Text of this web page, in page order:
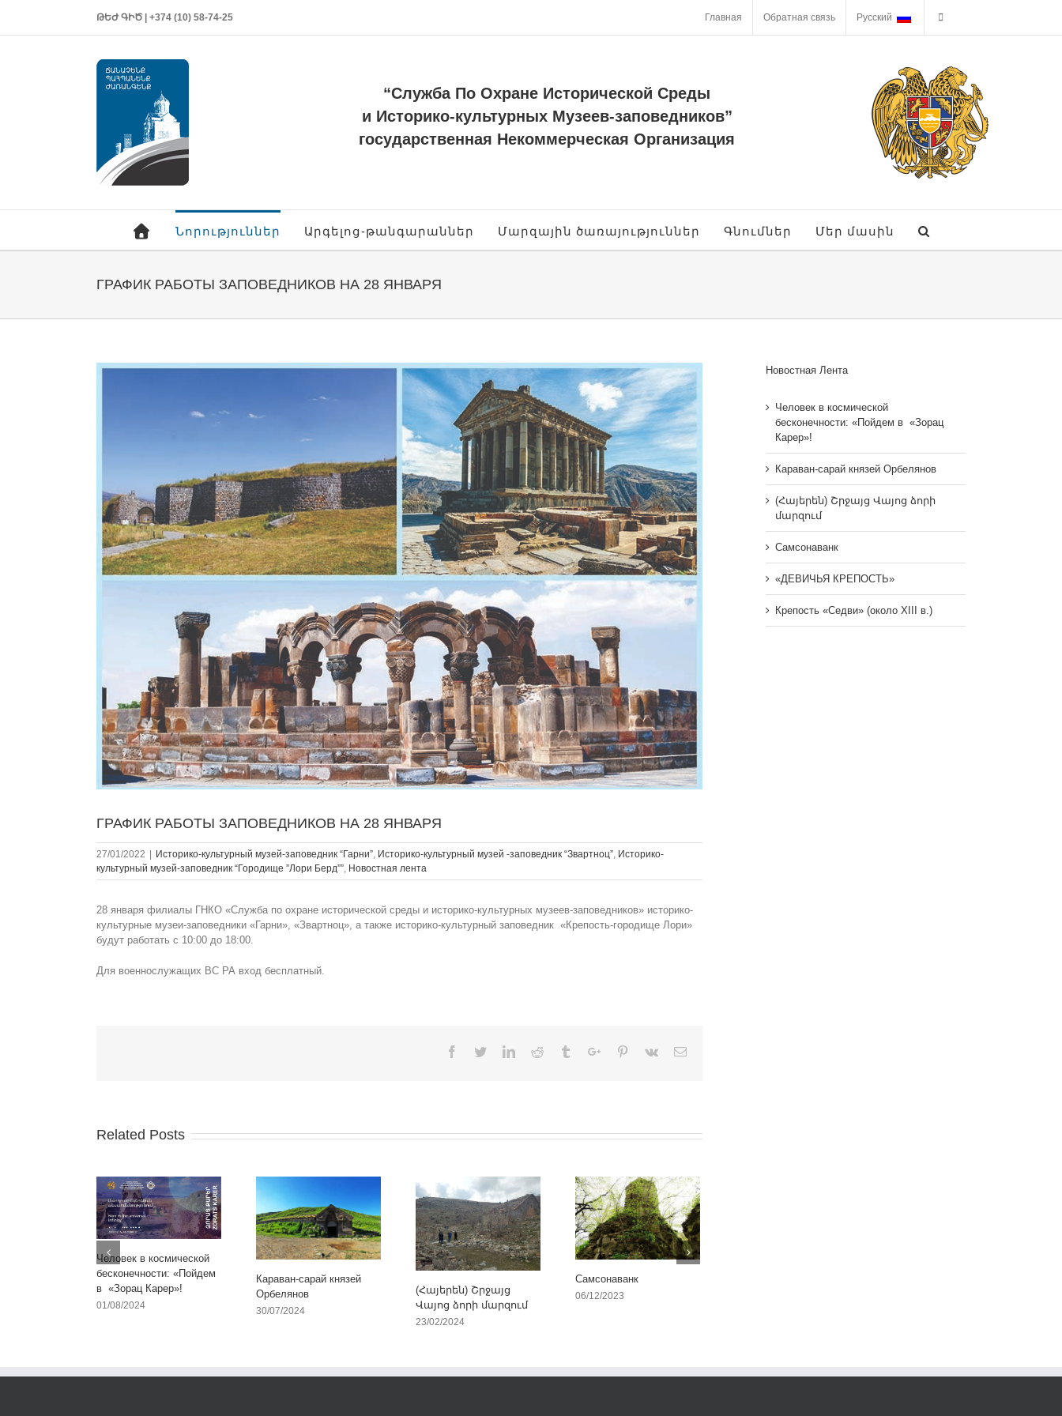
ԹԵԺ ԳԻԾ | +374 (10) 58-74-25 Главная Обратная связь Русский
“Служба По Охране Исторической Среды
и Историко-культурных Музеев-заповедников”
государственная Некоммерческая Организация
Նորություններ Արգելոց-թանգարաններ Մարզային ծառայություններ Գնումներ Մեր մասին
ГРАФИК РАБОТЫ ЗАПОВЕДНИКОВ НА 28 ЯНВАРЯ
View
ГРАФИК РАБОТЫ ЗАПОВЕДНИКОВ НА 28 ЯНВАРЯ
27/01/2022 Историко-культурный музей-заповедник “Гарни”, Историко-культурный музей -заповедник “Звартноц”, Историко-
культурный музей-заповедник “Городище ”Лори Берд””, Новостная лента
28 января филиалы ГНКО «Служба по охране исторической среды и историко-культурных музеев-заповедников» историко-
культурные музеи-заповедники «Гарни», «Звартноц», а также историко-культурный заповедник «Крепость-городище Лори»
будут работать с 10:00 до 18:00.
Для военнослужащих ВС РА вход бесплатный.
Facebook
TwitterLinkedinReddit TumblrGoogle+Pinterest
Vk Email
Related Posts
Человек в космической
бесконечности: «Пойдем
в «Зорац Карер»!
01/08/2024
Караван-сарай князей
Орбелянов
30/07/2024
(Հայերեն) Շրջայց
Վայոց ձորի մարզում
23/02/2024
Самсонаванк
06/12/2023
Новостная Лента
Человек в космической
бесконечности: «Пойдем в «Зорац
Карер»!
Караван-сарай князей Орбелянов
(Հայերեն) Շրջայց Վայոց ձորի
մարզում
Самсонаванк
«ДЕВИЧЬЯ КРЕПОСТЬ»
Крепость «Седви» (около XIII в.)